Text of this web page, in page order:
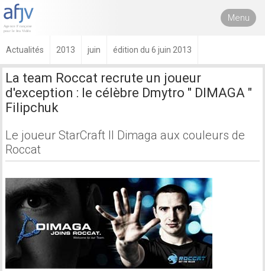
Menu
Actualités 2013 juin édition du 6 juin 2013
La team Roccat recrute un joueur
d'exception : le célèbre Dmytro " DIMAGA "
Filipchuk
Le joueur StarCraft II Dimaga aux couleurs de
Roccat